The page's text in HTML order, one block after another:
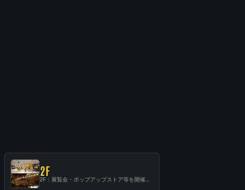
2F
2F：展覧会・ポップアップストア等を開催！大型催事スペース「TOWER SPACE SHIBUYA」